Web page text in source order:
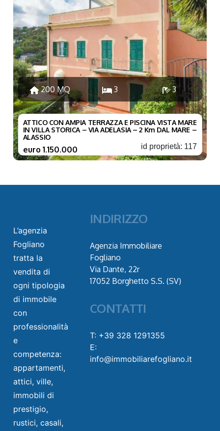
200 MQ 3 3
ATTICO CON AMPIA TERRAZZA E PISCINA VISTA MARE
IN VILLA STORICA – VIA ADELASIA – 2 Km DAL MARE –
ALASSIO
id proprietà: 117
euro 1.150.000
L’agenzia
Fogliano
tratta la
vendita di
ogni tipologia
di immobile
con
professionalità
e
competenza:
appartamenti,
attici, ville,
immobili di
prestigio,
rustici, casali,
INDIRIZZO
Agenzia Immobiliare
Fogliano
Via Dante, 22r
17052 Borghetto S.S. (SV)
CONTATTI
T: +39 328 1291355
E:
info@immobiliarefogliano.it